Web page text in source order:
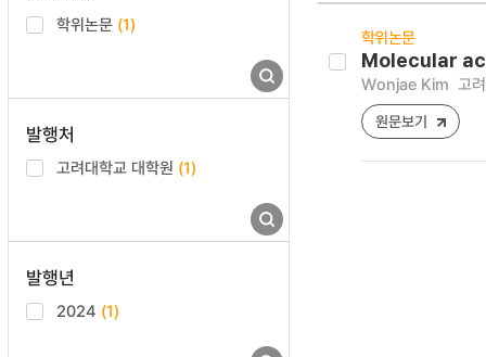
학위논문 (1)
발행처
고려대학교 대학원 (1)
발행년
2024 (1)
학위논문
Molecular
Wonjae Kim 고
원문보기